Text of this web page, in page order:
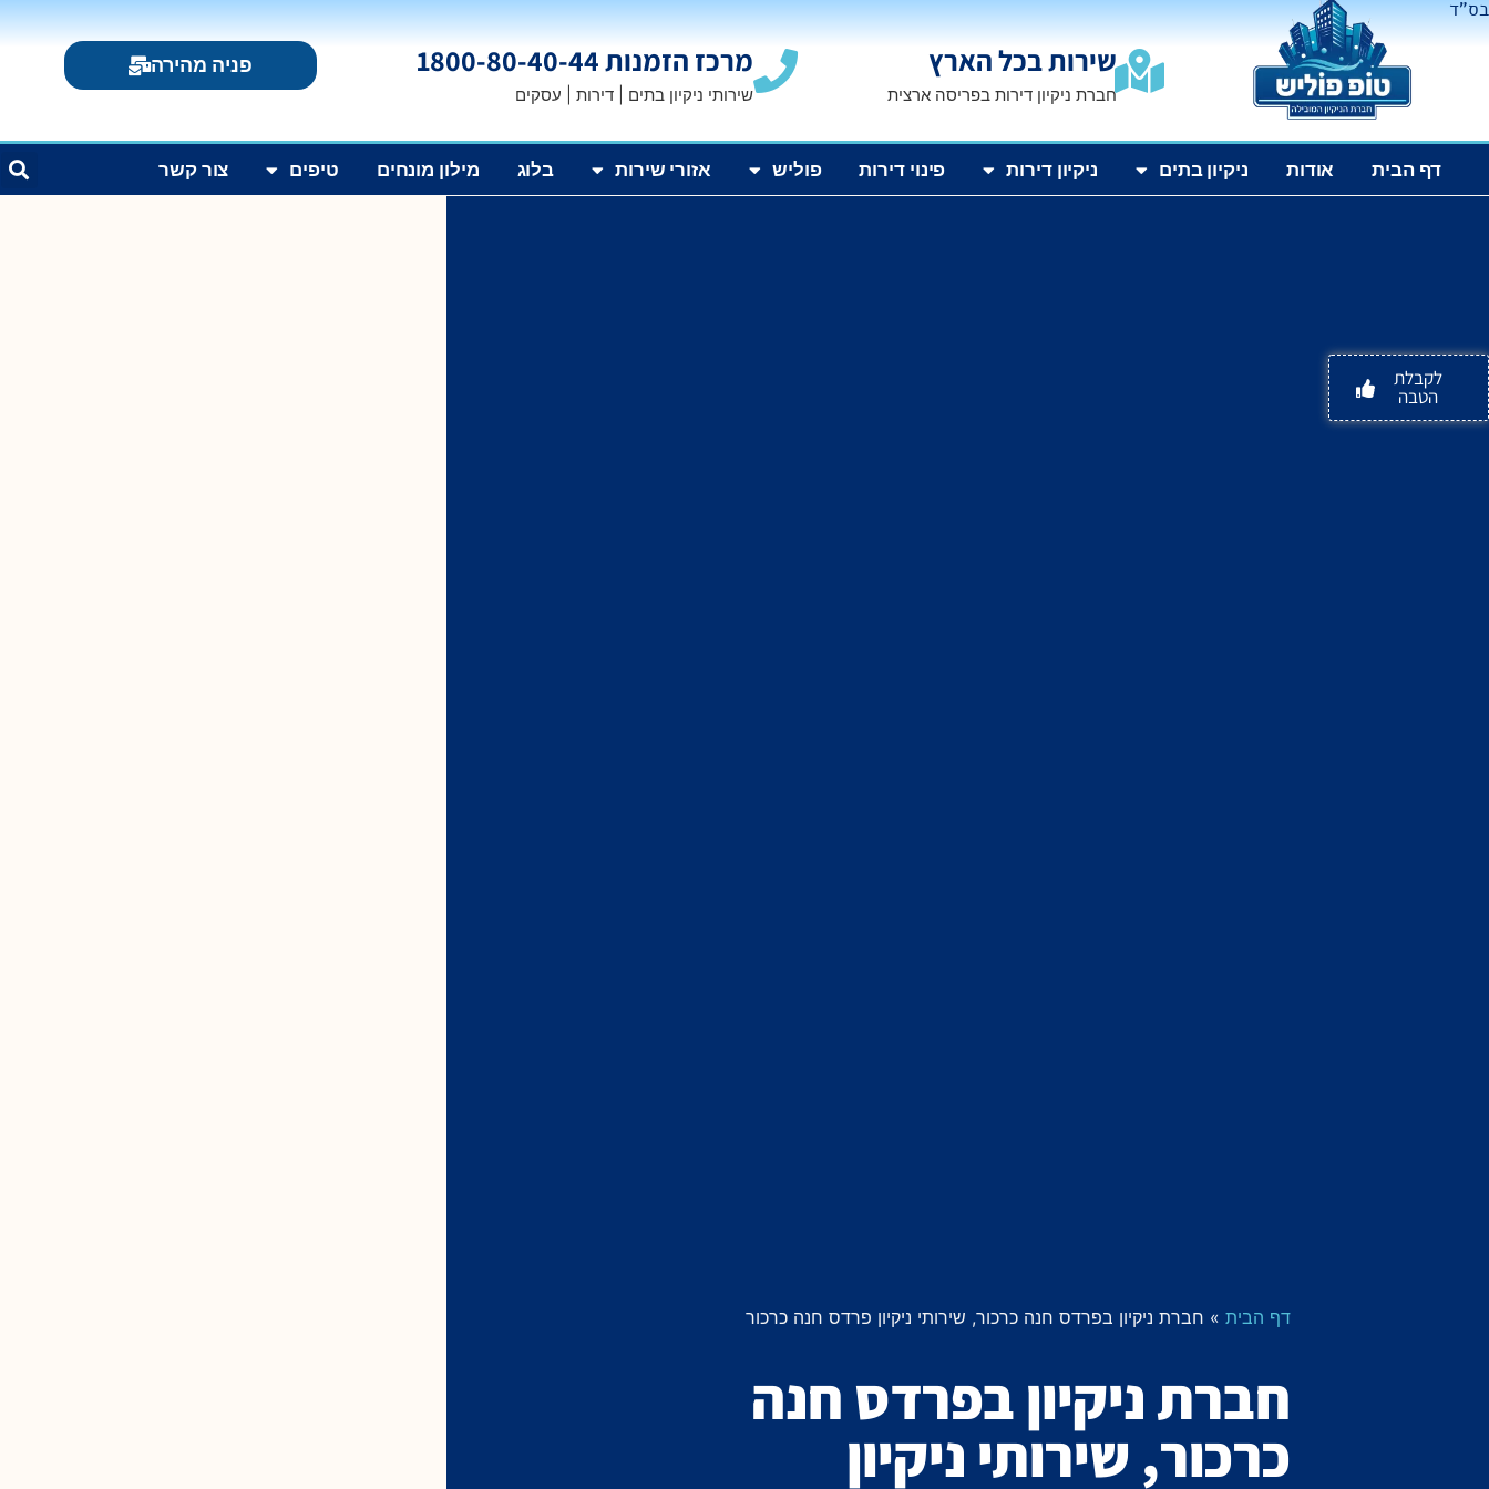
בס"ד
שירות בכל הארץ
חברת ניקיון דירות בפריסה ארצית
מרכז הזמנות 1800-80-40-44
שירותי ניקיון בתים | דירות | עסקים
פניה מהירה
דף הבית אודות ניקיון בתים ניקיון דירות פינוי דירות פוליש אזורי שירות בלוג מילון מונחים טיפים צור קשר
לקבלת
הטבה
דף הבית» חברת ניקיון בפרדס חנה כרכור, שירותי ניקיון פרדס חנה כרכור
חברת ניקיון בפרדס חנה
כרכור, שירותי ניקיון